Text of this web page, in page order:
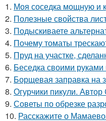
1. Моя соседка мощную и
2. Полезные свойства
3. Подыскиваете
4. Почему томаты
5. Пруд на участке,
6. Беседка своими руками
7. Борщевая заправка на
8. Огурчики пикули. Автор
9. Советы по обрезке
10. Расскажите о